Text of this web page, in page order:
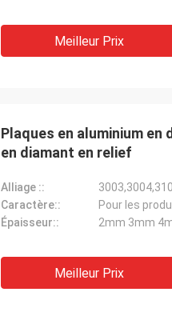
Meilleur Prix
Plaques en aluminium en
en diamant en relief
Alliage ::
Caractère::
Pour les
Épaisseur::
2mm 3mm
Meilleur Prix